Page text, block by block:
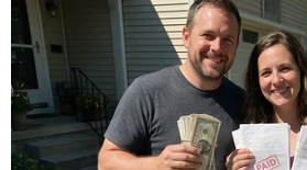
12/11/2019
Đội tuyển UAE tích cực tập
Lan) để chuẩn bị cho trận đấu
sân Mỹ Đình vào ngày 14/11 tại